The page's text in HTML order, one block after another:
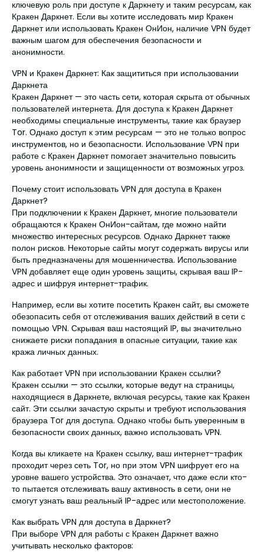
ключевую роль при доступе к Даркнету и таким ресурсам, как
Кракен Даркнет. Если вы хотите исследовать мир Кракен
Даркнет или использовать Кракен ОнИон, наличие VPN будет
важным шагом для обеспечения безопасности и
анонимности.
VPN и Кракен Даркнет: Как защититься при использовании
Даркнета
Кракен Даркнет — это часть сети, которая скрыта от обычных
пользователей интернета. Для доступа к Кракен Даркнет
необходимы специальные инструменты, такие как браузер
Tor. Однако доступ к этим ресурсам — это не только вопрос
инструментов, но и безопасности. Использование VPN при
работе с Кракен Даркнет помогает значительно повысить
уровень анонимности и защищенности от возможных угроз.
Почему стоит использовать VPN для доступа в Кракен
Даркнет?
При подключении к Кракен Даркнет, многие пользователи
обращаются к Кракен ОнИон-сайтам, где можно найти
множество интересных ресурсов. Однако Даркнет также
полон рисков. Некоторые сайты могут содержать вирусы или
быть предназначены для мошенничества. Использование
VPN добавляет еще один уровень защиты, скрывая ваш IP-
адрес и шифруя интернет-трафик.
Например, если вы хотите посетить Кракен сайт, вы сможете
обезопасить себя от отслеживания ваших действий в сети с
помощью VPN. Скрывая ваш настоящий IP, вы значительно
снижаете риски попадания в опасные ситуации, такие как
кража личных данных.
Как работает VPN при использовании Кракен ссылки?
Кракен ссылки — это ссылки, которые ведут на страницы,
находящиеся в Даркнете, включая ресурсы, такие как Кракен
сайт. Эти ссылки зачастую скрыты и требуют использования
браузера Tor для доступа. Однако чтобы быть уверенным в
безопасности своих данных, важно использовать VPN.
Когда вы кликаете на Кракен ссылку, ваш интернет-трафик
проходит через сеть Tor, но при этом VPN шифрует его на
уровне вашего устройства. Это означает, что даже если кто-
то пытается отслеживать вашу активность в сети, они не
смогут узнать ваш реальный IP-адрес или местоположение.
Как выбрать VPN для доступа в Даркнет?
При выборе VPN для работы с Кракен Даркнет важно
учитывать несколько факторов: